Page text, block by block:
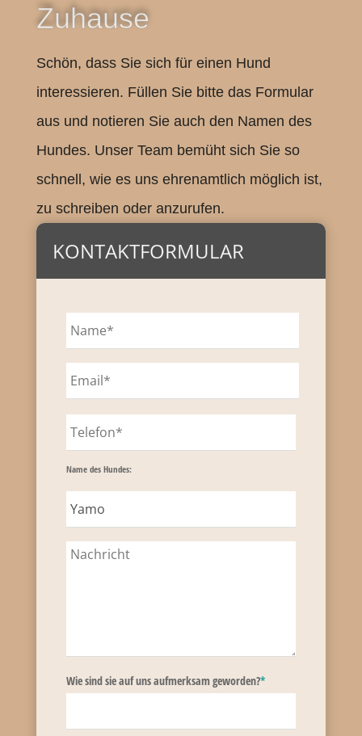
Zuhause
Schön, dass Sie sich für einen Hund
interessieren. Füllen Sie bitte das Formular
aus und notieren Sie auch den Namen des
Hundes. Unser Team bemüht sich Sie so
schnell, wie es uns ehrenamtlich möglich ist,
zu schreiben oder anzurufen.
KONTAKTFORMULAR
Name des Hundes:
Wie sind sie auf uns aufmerksam geworden?*